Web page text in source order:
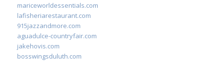
mariceworldessentials.com
lafisheriarestaurant.com
915jazzandmore.com
aguadulce-countryfair.com
jakehovis.com
bosswingsduluth.com